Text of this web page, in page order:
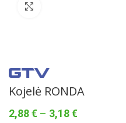
Kojelė RONDA
2,88€ – 3,18€Price